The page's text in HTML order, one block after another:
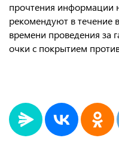
прочтения информации
рекомендуют в течение
времени проведения за
очки с покрытием